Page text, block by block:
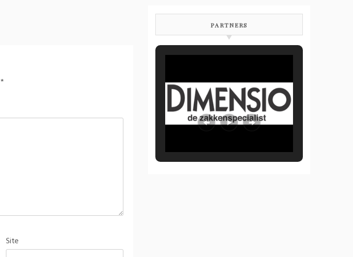
*
Site
PARTNERS